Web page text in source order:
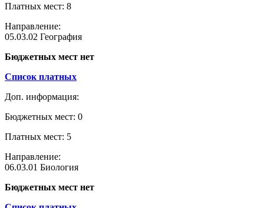
Платных мест: 8
Направление:
05.03.02 География
Бюджетных мест нет
Список платных
Доп. информация:
Бюджетных мест: 0
Платных мест: 5
Направление:
06.03.01 Биология
Бюджетных мест нет